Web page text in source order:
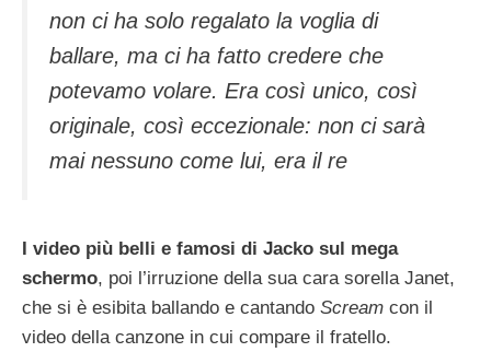
non ci ha solo regalato la voglia di
ballare, ma ci ha fatto credere che
potevamo volare. Era così unico, così
originale, così eccezionale: non ci sarà
mai nessuno come lui, era il re
I video più belli e famosi di Jacko sul mega
schermo, poi l’irruzione della sua cara sorella Janet,
che si è esibita ballando e cantando Scream con il
video della canzone in cui compare il fratello.